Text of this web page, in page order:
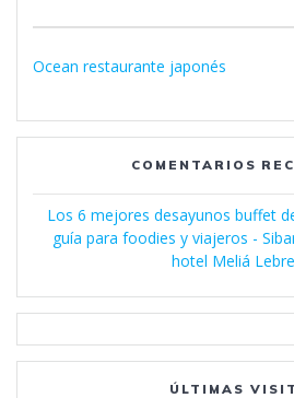
Ocean restaurante japonés
COMENTARIOS
Los 6 mejores desayunos buffet
guía para foodies y viajeros -
hotel Meliá
ÚLTIMAS